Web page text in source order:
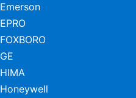
Emerson
EPRO
FOXBORO
GE
HIMA
Honeywell